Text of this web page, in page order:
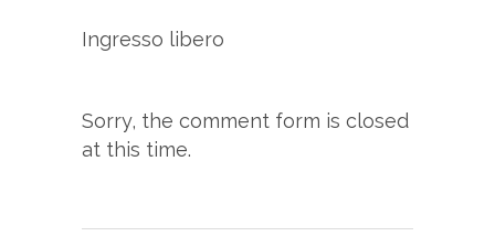
Ingresso libero
Sorry, the comment form is closed
at this time.